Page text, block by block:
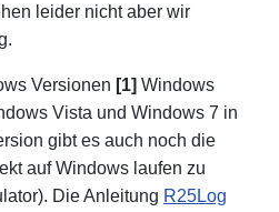
leider nicht aber wir
Versionen [1] Windows
Vista und Windows 7 in
gibt es auch noch die
auf Windows laufen zu
Die Anleitung R25Log